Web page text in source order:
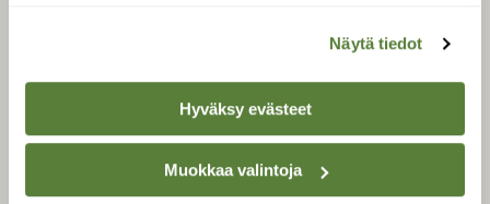
Näytä tiedot
Hyväksy evästeet
Muokkaa valintoja
LEHTI
Uusin lehti
Tilaa Suomen Luonto
Tilaa digilukuoikeus
Äänestä parasta juttua